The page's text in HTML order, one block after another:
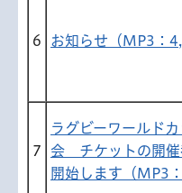
6 お知らせ（MP3：
7
ラグビーワールド
会 チケットの開催
開始します（MP3